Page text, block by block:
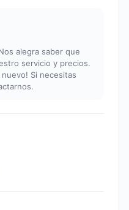
alegra saber que
servicio y precios.
Si necesitas